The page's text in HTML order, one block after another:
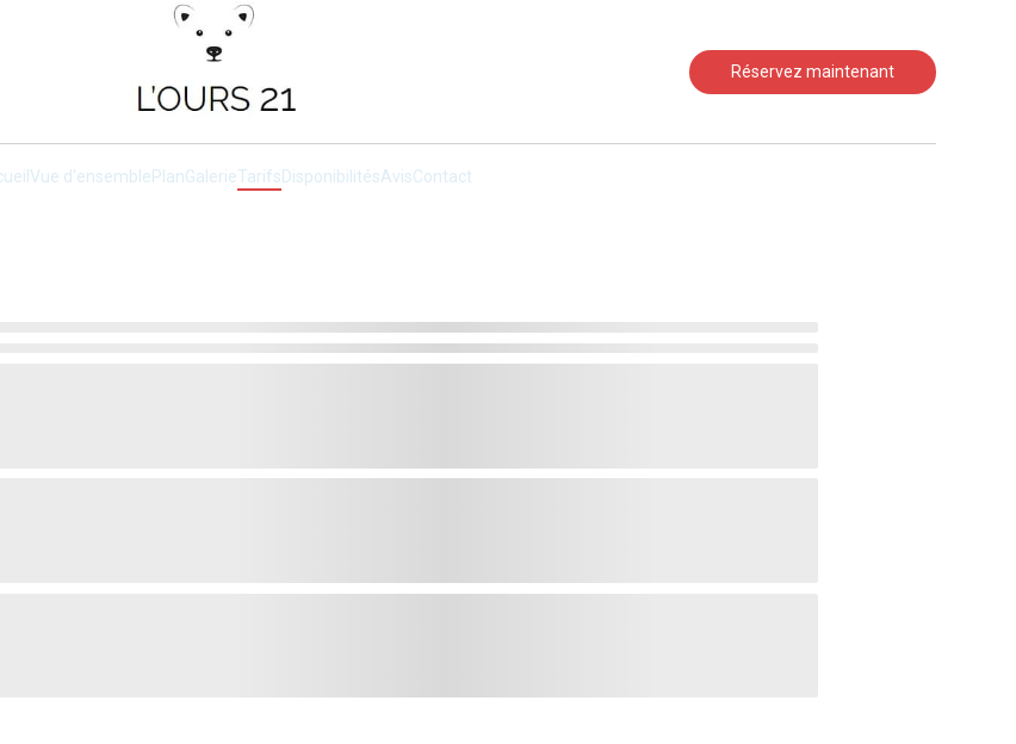
La tanière de vos futurs souvenirs
Réservez maintenant
Vue d'ensemblePlanGalerieTarifsDisponibilitésAvisContact